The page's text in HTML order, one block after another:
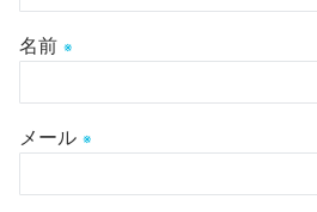
名前 ※
メール ※